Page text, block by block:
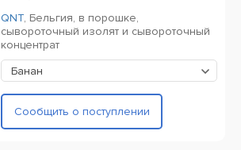
QNT, Бельгия, в порошке,
сывороточный изолят и сывороточный
концентрат
Банан
Сообщить о поступлении